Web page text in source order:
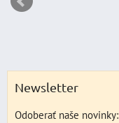
Newsletter
Odoberať naše novinky: